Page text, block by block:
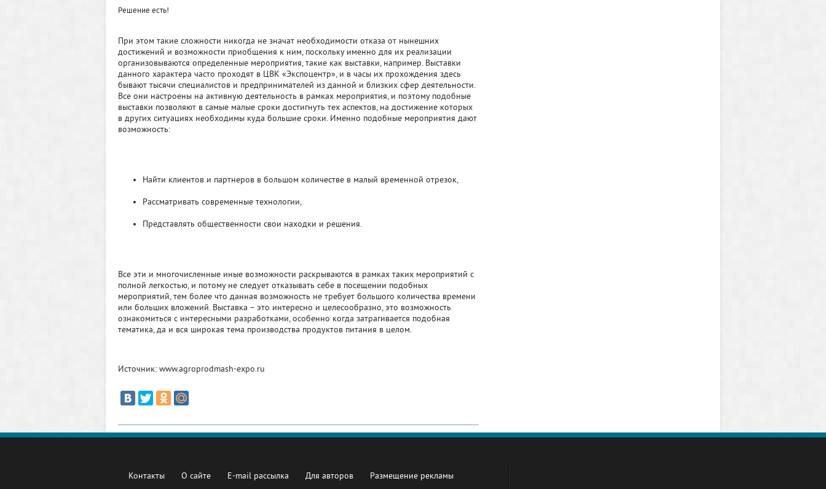
Решение есть!
При этом такие сложности никогда не значат необходимости отказа от нынешних
достижений и возможности приобщения к ним, поскольку именно для их реализации
организовываются определенные мероприятия, такие как выставки, например. Выставки
данного характера часто проходят в ЦВК «Экспоцентр», и в часы их прохождения здесь
бывают тысячи специалистов и предпринимателей из данной и близких сфер деятельности.
Все они настроены на активную деятельность в рамках мероприятия, и поэтому подобные
выставки позволяют в самые малые сроки достигнуть тех аспектов, на достижение которых
в других ситуациях необходимы куда большие сроки. Именно подобные мероприятия дают
возможность:
Найти клиентов и партнеров в большом количестве в малый временной отрезок,
Рассматривать современные технологии,
Представлять общественности свои находки и решения.
Все эти и многочисленные иные возможности раскрываются в рамках таких мероприятий с
полной легкостью, и потому не следует отказывать себе в посещении подобных
мероприятий, тем более что данная возможность не требует большого количества времени
или больших вложений. Выставка – это интересно и целесообразно, это возможность
ознакомиться с интересными разработками, особенно когда затрагивается подобная
тематика, да и вся широкая тема производства продуктов питания в целом.
Источник: www.agroprodmash-expo.ru
Контакты О сайте E-mail рассылка Для авторов Размещение рекламы